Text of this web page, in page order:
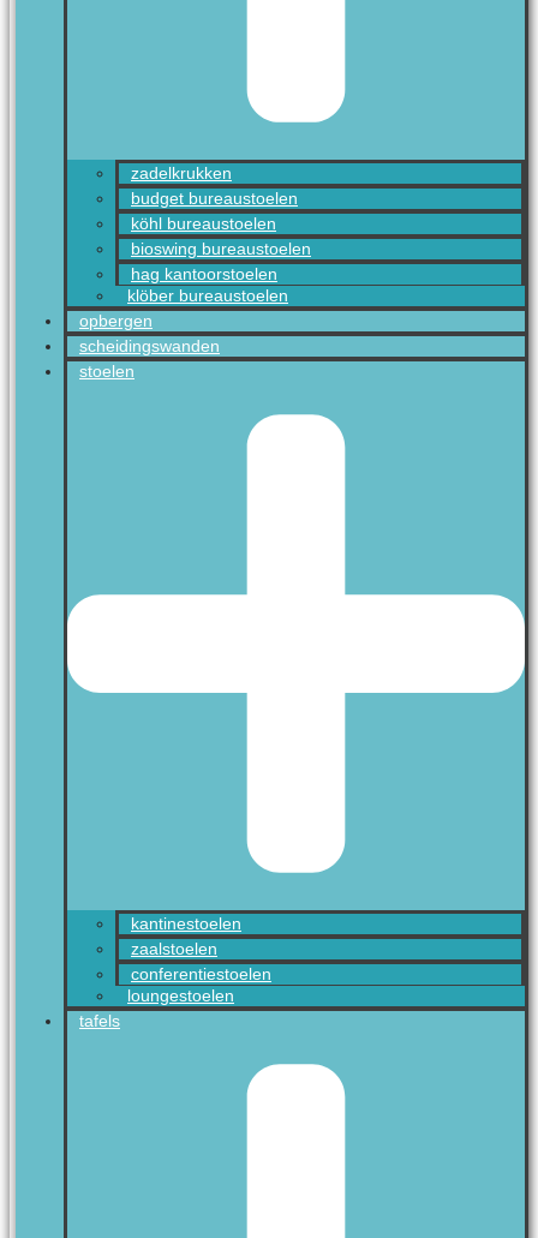
zadelkrukken
budget bureaustoelen
köhl bureaustoelen
bioswing bureaustoelen
hag kantoorstoelen
klöber bureaustoelen
opbergen
scheidingswanden
stoelen
kantinestoelen
zaalstoelen
conferentiestoelen
loungestoelen
tafels